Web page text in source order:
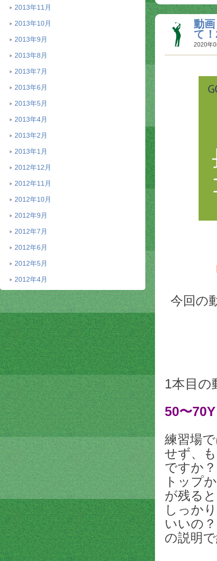
2013年11月
2013年10月
2013年9月
2013年8月
2013年7月
2013年6月
2013年5月
2013年4月
2013年2月
2013年1月
2012年12月
2012年11月
2012年10月
2012年9月
2012年7月
2012年6月
2012年5月
2012年4月
動
て
2020年
今回の
1本目の
50〜
練習場
せず、
ですか？
トップ
が残る
しっか
いいの
の説明